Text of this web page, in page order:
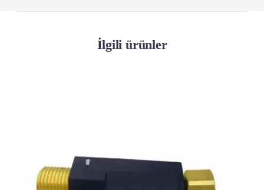
İlgili ürünler